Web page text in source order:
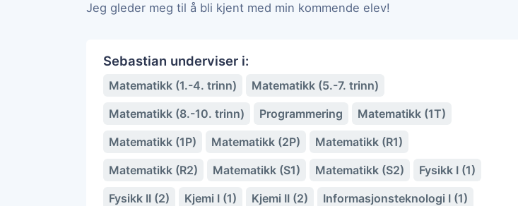
Jeg gleder meg til å bli kjent med min kommende elev!
Sebastian underviser i:
Matematikk (1.-4. trinn)
Matematikk (5.-7. trinn)
Matematikk (8.-10. trinn)
Programmering
Matematikk (1T)
Matematikk (1P)
Matematikk (2P)
Matematikk (R1)
Matematikk (R2)
Matematikk (S1) Matematikk (S2)
Fysikk I (1)
Fysikk II (2)
Kjemi I (1) Kjemi II (2) Informasjonsteknologi I (1)